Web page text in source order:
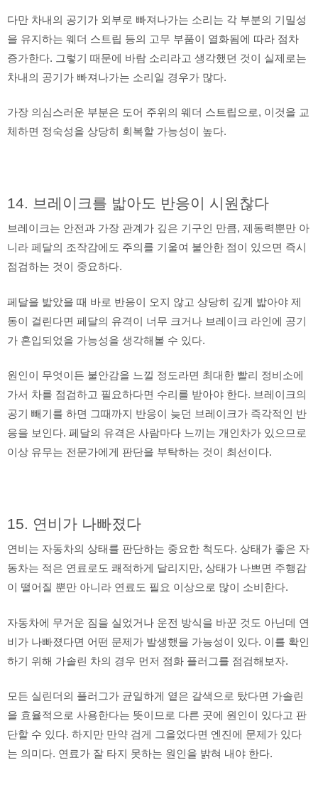
다만 차내의 공기가 외부로 빠져나가는 소리는 각 부분의 기밀성
을 유지하는 웨더 스트립 등의 고무 부품이 열화됨에 따라 점차
증가한다. 그렇기 때문에 바람 소리라고 생각했던 것이 실제로는
차내의 공기가 빠져나가는 소리일 경우가 많다.
가장 의심스러운 부분은 도어 주위의 웨더 스트립으로, 이것을 교
체하면 정숙성을 상당히 회복할 가능성이 높다.
14. 브레이크를 밟아도 반응이 시원찮다
브레이크는 안전과 가장 관계가 깊은 기구인 만큼, 제동력뿐만 아
니라 페달의 조작감에도 주의를 기울여 불안한 점이 있으면 즉시
점검하는 것이 중요하다.
페달을 밟았을 때 바로 반응이 오지 않고 상당히 깊게 밟아야 제
동이 걸린다면 페달의 유격이 너무 크거나 브레이크 라인에 공기
가 혼입되었을 가능성을 생각해볼 수 있다.
원인이 무엇이든 불안감을 느낄 정도라면 최대한 빨리 정비소에
가서 차를 점검하고 필요하다면 수리를 받아야 한다. 브레이크의
공기 빼기를 하면 그때까지 반응이 늦던 브레이크가 즉각적인 반
응을 보인다. 페달의 유격은 사람마다 느끼는 개인차가 있으므로
이상 유무는 전문가에게 판단을 부탁하는 것이 최선이다.
15. 연비가 나빠졌다
연비는 자동차의 상태를 판단하는 중요한 척도다. 상태가 좋은 자
동차는 적은 연료로도 쾌적하게 달리지만, 상태가 나쁘면 주행감
이 떨어질 뿐만 아니라 연료도 필요 이상으로 많이 소비한다.
자동차에 무거운 짐을 실었거나 운전 방식을 바꾼 것도 아닌데 연
비가 나빠졌다면 어떤 문제가 발생했을 가능성이 있다. 이를 확인
하기 위해 가솔린 차의 경우 먼저 점화 플러그를 점검해보자.
모든 실린더의 플러그가 균일하게 옅은 갈색으로 탔다면 가솔린
을 효율적으로 사용한다는 뜻이므로 다른 곳에 원인이 있다고 판
단할 수 있다. 하지만 만약 검게 그을었다면 엔진에 문제가 있다
는 의미다. 연료가 잘 타지 못하는 원인을 밝혀 내야 한다.